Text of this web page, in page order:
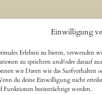
Einwilligung
Erlebnis zu bieten, verwenden
zu speichern und/oder darauf
wir Daten wie das Surfverhalten
du deine Einwilligung nicht
Funktionen beeinträchtigt werden.